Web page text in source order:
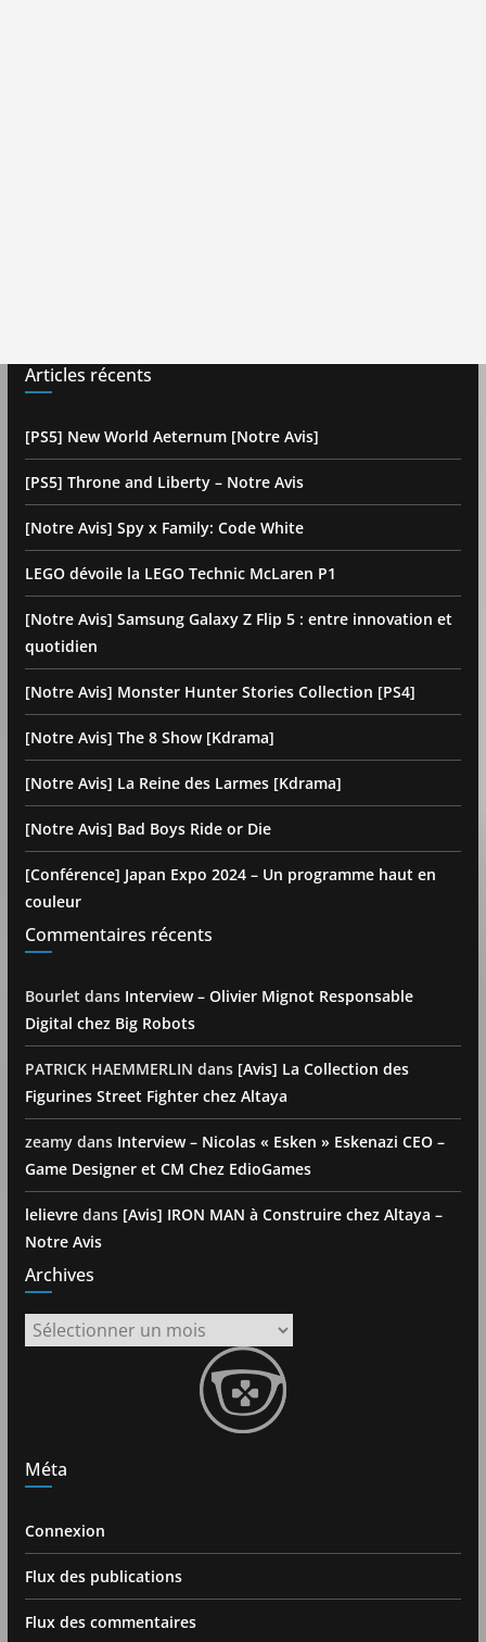
Articles récents
[PS5] New World Aeternum [Notre Avis]
[PS5] Throne and Liberty – Notre Avis
[Notre Avis] Spy x Family: Code White
LEGO dévoile la LEGO Technic McLaren P1
[Notre Avis] Samsung Galaxy Z Flip 5 : entre innovation et
quotidien
[Notre Avis] Monster Hunter Stories Collection [PS4]
[Notre Avis] The 8 Show [Kdrama]
[Notre Avis] La Reine des Larmes [Kdrama]
[Notre Avis] Bad Boys Ride or Die
[Conférence] Japan Expo 2024 – Un programme haut en
couleur
Commentaires récents
Bourlet dans Interview – Olivier Mignot Responsable
Digital chez Big Robots
PATRICK HAEMMERLIN dans [Avis] La Collection des
Figurines Street Fighter chez Altaya
zeamydans Interview – Nicolas « Esken » Eskenazi CEO –
Game Designer et CM Chez EdioGames
lelievredans [Avis] IRON MAN à Construire chez Altaya –
Notre Avis
Archives
Archives
Méta
Connexion
Flux des publications
Flux des commentaires